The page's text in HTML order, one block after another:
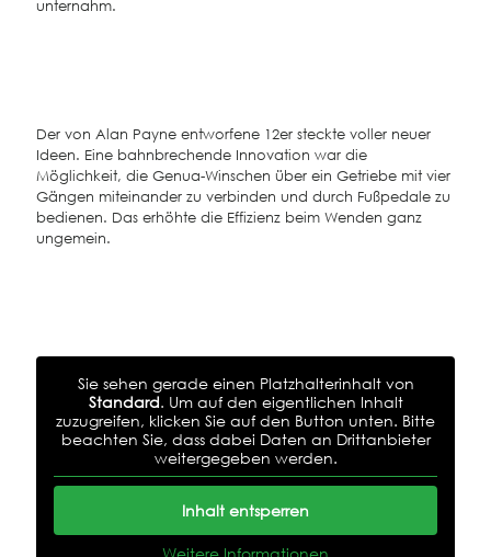
unternahm.
Der von Alan Payne entworfene 12er steckte voller neuer
Ideen. Eine bahnbrechende Innovation war die
Möglichkeit, die Genua-Winschen über ein Getriebe mit vier
Gängen miteinander zu verbinden und durch Fußpedale zu
bedienen. Das erhöhte die Effizienz beim Wenden ganz
ungemein.
Sie sehen gerade einen Platzhalterinhalt von
Standard. Um auf den eigentlichen Inhalt
zuzugreifen, klicken Sie auf den Button unten. Bitte
beachten Sie, dass dabei Daten an Drittanbieter
weitergegeben werden.
Inhalt entsperren